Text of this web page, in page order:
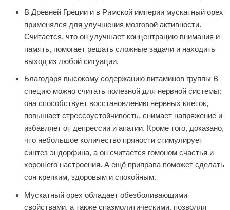
В Древней Греции и в Римской империи мускатный орех
применялся для улучшения мозговой активности.
Считается, что он улучшает концентрацию внимания и
память, помогает решать сложные задачи и находить
выход из любой ситуации.
Благодаря высокому содержанию витаминов группы В
специю можно считать полезной для нервной системы:
она способствует восстановлению нервных клеток,
повышает стрессоустойчивость, снимает напряжение и
избавляет от депрессии и апатии. Кроме того, доказано,
что небольшое количество пряности стимулирует
синтез эндорфина, а он считается гомоном счастья и
хорошего настроения. А ещё приправа поможет сделать
сон крепким, здоровым и спокойным.
Мускатный орех обладает обезболивающими
свойствами, а также спазмолитическими, позволяя